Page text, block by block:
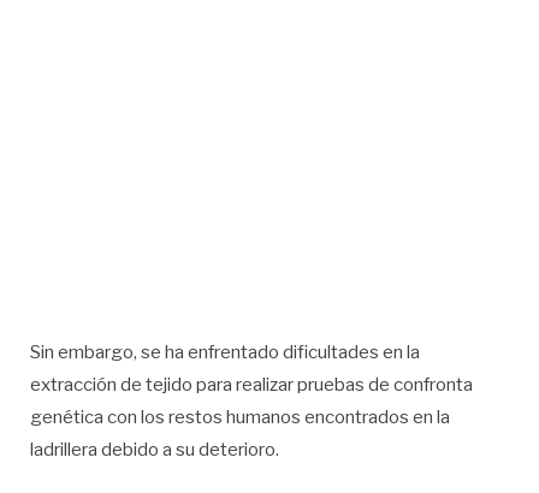
Sin embargo, se ha enfrentado dificultades en la
extracción de tejido para realizar pruebas de confronta
genética con los restos humanos encontrados en la
ladrillera debido a su deterioro.